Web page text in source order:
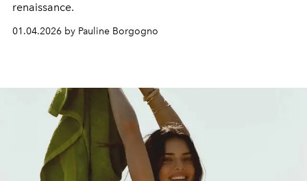
renaissance.
01.04.2026 by Pauline Borgogno